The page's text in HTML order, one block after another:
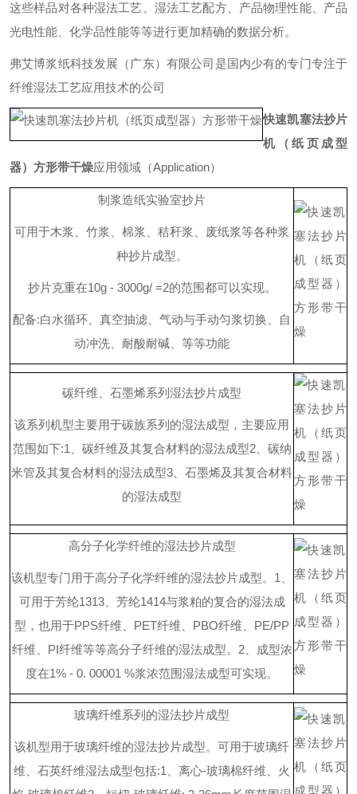
这些样品对各种湿法工艺、湿法工艺配方、产品物理性能、产品
光电性能、化学品性能等等进行更加精确的数据分析。
弗艾博浆纸科技发展（广东）有限公司是国内少有的专门专注于
纤维湿法工艺应用技术的公司
快速凯塞法抄片
机（纸页成型
器）方形带干燥应用领域 （Application）
制浆造纸实验室抄片
可用于木浆、竹浆、棉浆、秸秆浆、废纸浆等各种浆
种抄片成型。
抄片克重在10g - 3000g/ =2的范围都可以实现。
配备:白水循环、真空抽滤、气动与手动匀浆切换、自
动冲洗、耐酸耐碱、等等功能
碳纤维、石墨烯系列湿法抄片成型
该系列机型主要用于碳族系列的湿法成型，主要应用
范围如下:1 、碳纤维及其复合材料的湿法成型2、碳纳
米管及其复合材料的湿法成型3 、石墨烯及其复合材料
的湿法成型
高分子化学纤维的湿法抄片成型
该机型专门用于高分子化学纤维的湿法抄片成型。 1
可用于芳纶1313、芳纶1414与浆粕的复合的湿法成
型，也用于PPS纤维 PET纤维 PBO纤维 PE/PP
纤维
PI纤维等等高分子纤维的湿法成型。 2、成型浓
度在1% - 0. 00001 %浆浓范围湿法成型可实现。
玻璃纤维系列的湿法抄片成型
该机型用于玻璃纤维的湿法抄片成型。 可用于玻璃纤
维、石英纤维湿法成型包括:1 、离心-玻璃棉纤维、火